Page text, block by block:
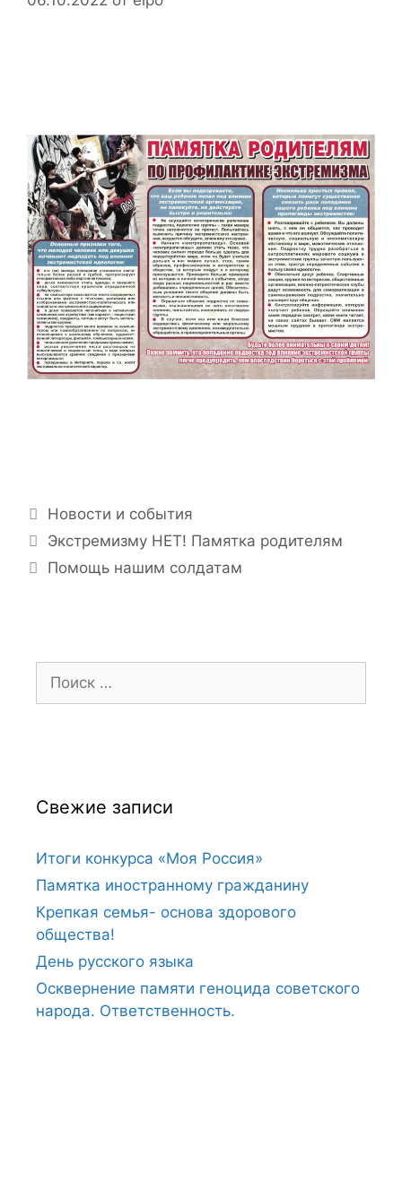
Рубрики
Новости и события
Экстремизму НЕТ! Памятка родителям
Помощь нашим солдатам
Свежие записи
Итоги конкурса «Моя Россия»
Памятка иностранному гражданину
Крепкая семья- основа здорового
общества!
День русского языка
Осквернение памяти геноцида советского
народа. Ответственность.